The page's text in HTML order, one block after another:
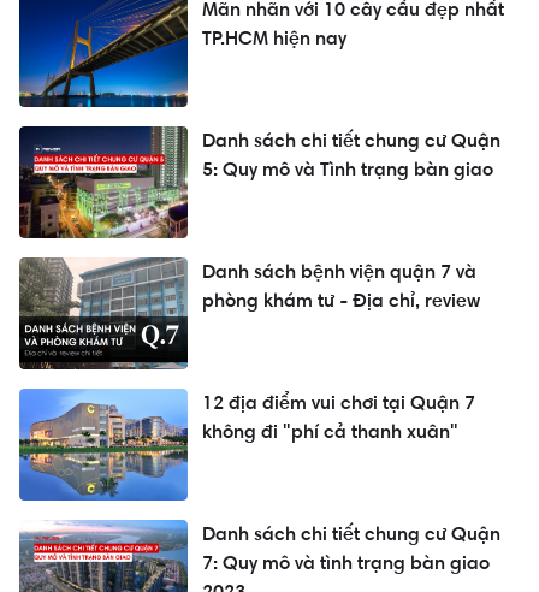
Mãn nhãn với 10 cây cầu đẹp nhất
TP.HCM hiện nay
Danh sách chi tiết chung cư Quận
5: Quy mô và Tình trạng bàn giao
Danh sách bệnh viện quận 7 và
phòng khám tư - Địa chỉ, review
12 địa điểm vui chơi tại Quận 7
không đi "phí cả thanh xuân"
Danh sách chi tiết chung cư Quận
7: Quy mô và tình trạng bàn giao